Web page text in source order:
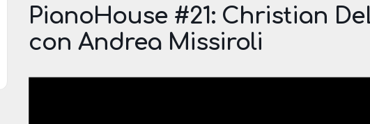
PianoHouse #21: Christian
con Andrea Missiroli